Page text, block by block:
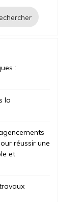
:
la
réussir une
et